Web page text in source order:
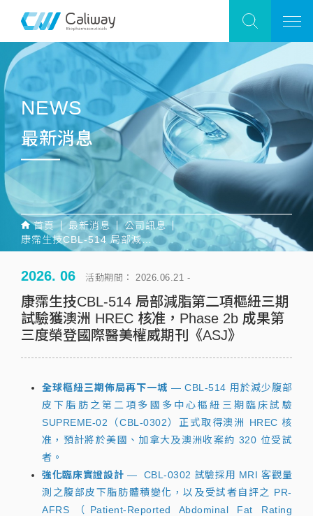
NEWS
最新消息
首頁 最新消息
公司訊息
康霈生技CBL-514 局部減脂第二項樞紐三期試驗獲澳洲 HREC 核准，Phase 2b 成果第三度榮登國際醫美權威期刊《ASJ》
2026. 06 活動期間： 2026.06.21 -
康霈生技CBL-514 局部減脂第二項樞紐三期
試驗獲澳洲 HREC 核准，Phase 2b 成果第
三度榮登國際醫美權威期刊《ASJ》
全球樞紐三期佈局再下一城 — CBL-514 用於減少腹部
皮下脂肪之第二項多國多中心樞紐三期臨床試驗
SUPREME-02（CBL-0302）正式取得澳洲 HREC 核
准，預計將於美國、加拿大及澳洲收案約 320 位受試
者。
強化臨床實證設計 — CBL-0302 試驗採用 MRI 客觀量
測之腹部皮下脂肪體積變化，以及受試者自評之 PR-
AFRS（Patient-Reported Abdominal Fat Rating